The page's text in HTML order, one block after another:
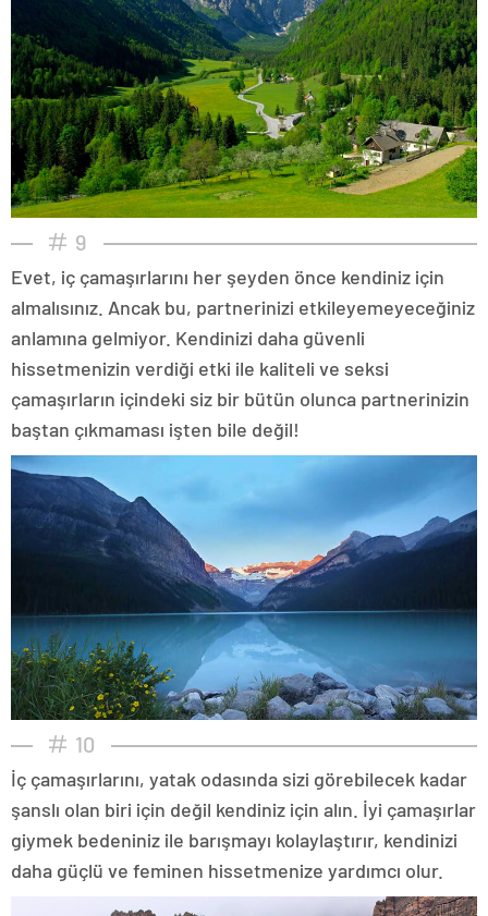
9
Evet, iç çamaşırlarını her şeyden önce kendiniz için
almalısınız. Ancak bu, partnerinizi etkileyemeyeceğiniz
anlamına gelmiyor. Kendinizi daha güvenli
hissetmenizin verdiği etki ile kaliteli ve seksi
çamaşırların içindeki siz bir bütün olunca partnerinizin
baştan çıkmaması işten bile değil!
10
İç çamaşırlarını, yatak odasında sizi görebilecek kadar
şanslı olan biri için değil kendiniz için alın. İyi çamaşırlar
giymek bedeniniz ile barışmayı kolaylaştırır, kendinizi
daha güçlü ve feminen hissetmenize yardımcı olur.